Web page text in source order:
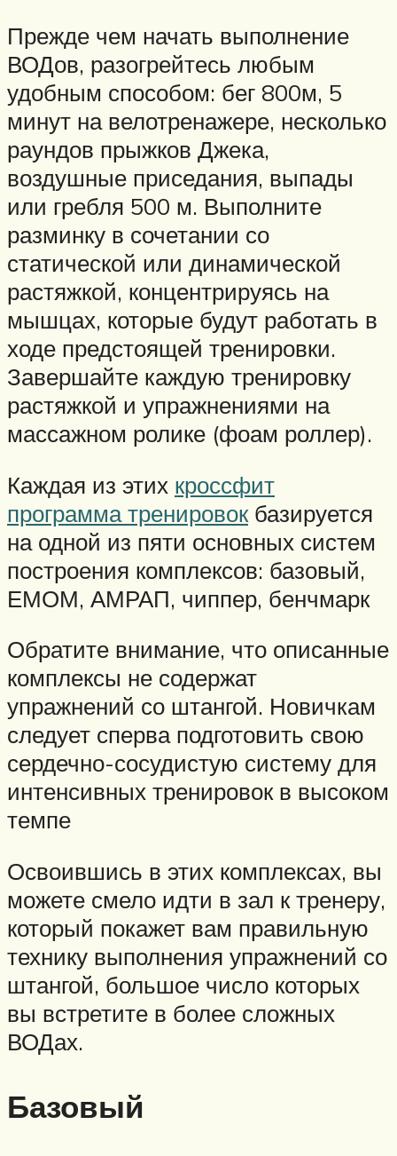
Прежде чем начать выполнение
ВОДов, разогрейтесь любым
удобным способом: бег 800м, 5
минут на велотренажере, несколько
раундов прыжков Джека,
воздушные приседания, выпады
или гребля 500 м. Выполните
разминку в сочетании со
статической или динамической
растяжкой, концентрируясь на
мышцах, которые будут работать в
ходе предстоящей тренировки.
Завершайте каждую тренировку
растяжкой и упражнениями на
массажном ролике (фоам роллер).
Каждая из этих кроссфит
программа тренировокбазируется
на одной из пяти основных систем
построения комплексов: базовый,
ЕМОМ, АМРАП, чиппер, бенчмарк
Обратите внимание, что описанные
комплексы не содержат
упражнений со штангой. Новичкам
следует сперва подготовить свою
сердечно-сосудистую систему для
интенсивных тренировок в высоком
темпе
Освоившись в этих комплексах, вы
можете смело идти в зал к тренеру,
который покажет вам правильную
технику выполнения упражнений со
штангой, большое число которых
вы встретите в более сложных
ВОДах.
Базовый